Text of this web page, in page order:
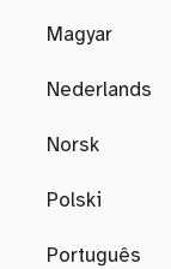
Magyar
Nederlands
Norsk
Polski
Português